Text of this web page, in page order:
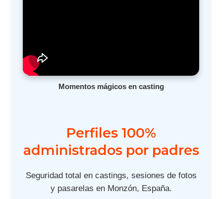
Momentos mágicos en casting
Perfiles 100%
administrados por padres
Seguridad total en castings, sesiones de fotos
y pasarelas en Monzón, España.